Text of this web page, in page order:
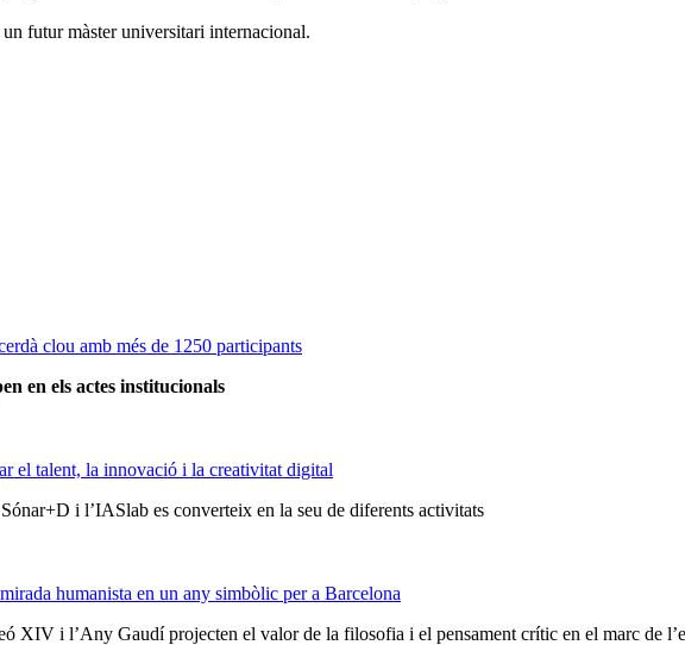
futur màster universitari internacional.
clou amb més de 1250 participants
en els actes institucionals
el talent, la innovació i la creativitat digital
i l’IASlab es converteix en la seu de diferents activitats
humanista en un any simbòlic per a Barcelona
XIV i l’Any Gaudí projecten el valor de la filosofia i el pensament crític en el marc de